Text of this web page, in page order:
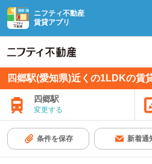
ニフティ不動産
賃貸アプリ
四郷駅(愛知県)近くの1LDKの賃
四郷駅
変更する
条件を保存 新着通